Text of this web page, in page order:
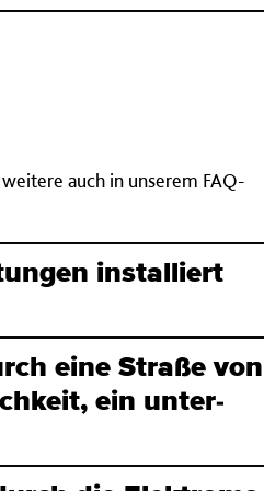
auch in unserem FAQ-
in­stal­liert
eine Straße von
ein unter­